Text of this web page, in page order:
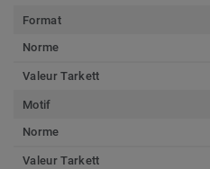
Format
Norme
Valeur Tarkett
Motif
Norme
Valeur Tarkett